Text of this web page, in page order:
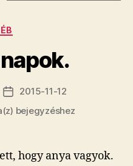
Bejegyzés
dátuma
2015-11-12
Mindennapok.
bejegyzéshez
hogy anya vagyok.